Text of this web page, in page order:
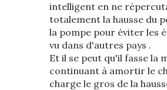
intelligent en ne
totalement la hausse du
la pompe pour éviter les
vu dans d'autres pays .
Et il se peut qu'il fasse la
continuant à amortir le
charge le gros de la